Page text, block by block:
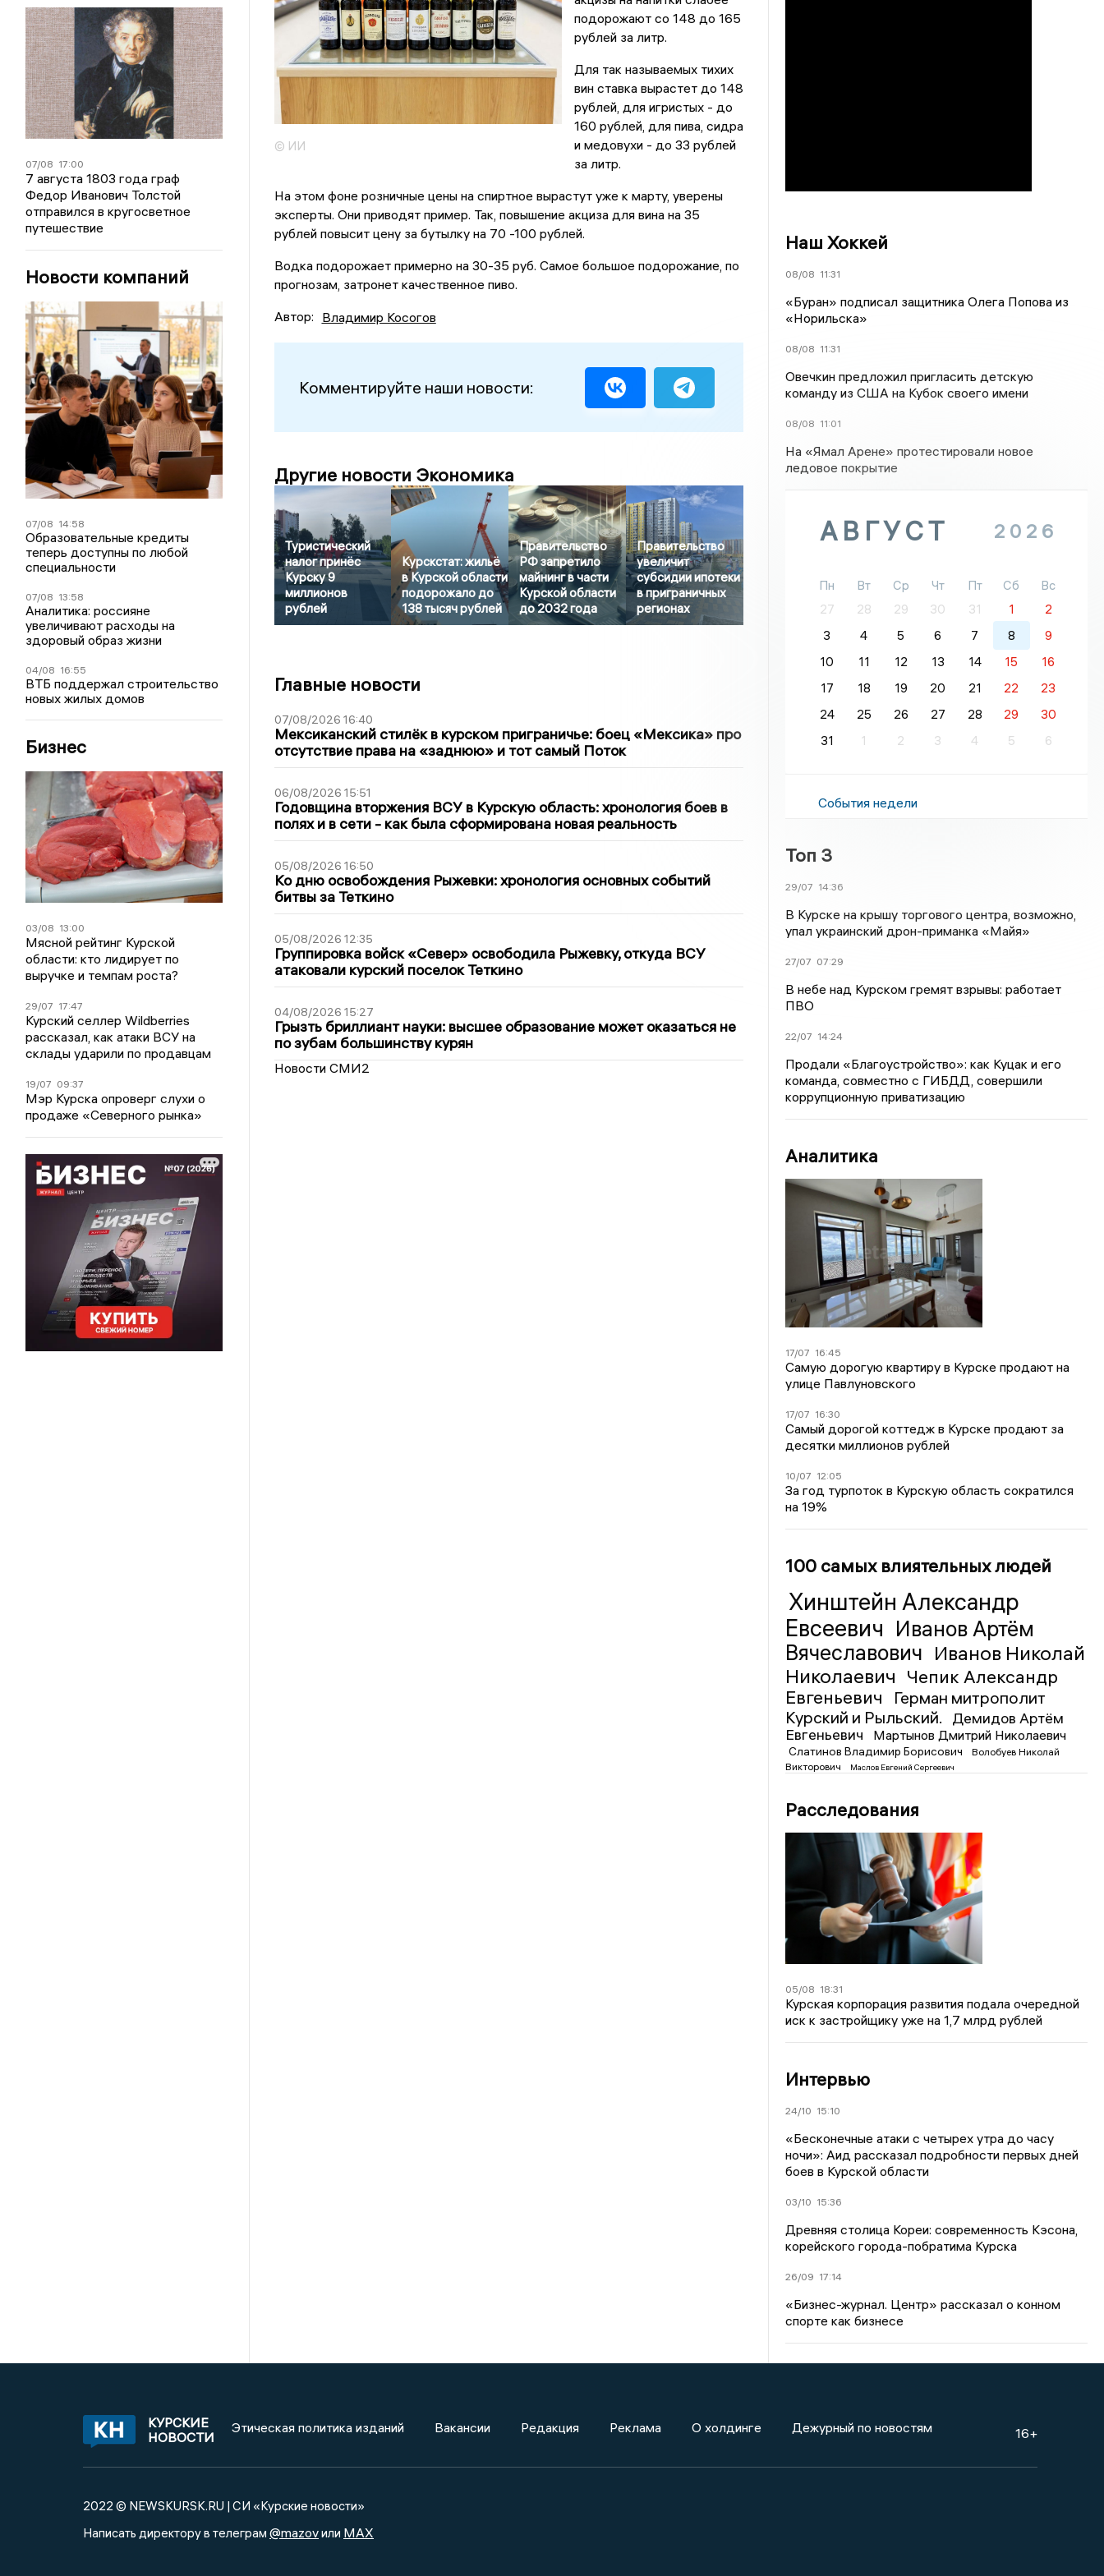
07/08 17:00
7 августа 1803 года граф
Федор Иванович Толстой
отправился в кругосветное
путешествие
Новости компаний
07/08 14:58
Образовательные кредиты
теперь доступны по любой
специальности
07/08 13:58
Аналитика: россияне
увеличивают расходы на
здоровый образ жизни
04/08 16:55
ВТБ поддержал строительство
новых жилых домов
Бизнес
03/08 13:00
Мясной рейтинг Курской
области: кто лидирует по
выручке и темпам роста?
29/07 17:47
Курский селлер Wildberries
рассказал, как атаки ВСУ на
склады ударили по продавцам
19/07 09:37
Мэр Курска опроверг слухи о
продаже «Северного рынка»
© ИИ
подорожают со 148 до 165
рублей за литр.
Для так называемых тихих
вин ставка вырастет до 148
рублей, для игристых - до
160 рублей, для пива, сидра
и медовухи - до 33 рублей
за литр.
На этом фоне розничные цены на спиртное вырастут уже к марту, уверены
эксперты. Они приводят пример. Так, повышение акциза для вина на 35
рублей повысит цену за бутылку на 70 -100 рублей.
Водка подорожает примерно на 30-35 руб. Самое большое подорожание, по
прогнозам, затронет качественное пиво.
Автор: Владимир Косогов
Комментируйте наши новости:
Другие новости Экономика
Туристический
налог принёс
Курску 9
миллионов
рублей
Курскстат: жильё
в Курской области
подорожало до
138 тысяч рублей
Правительство
РФ запретило
майнинг в части
Курской области
до 2032 года
Правительство
увеличит
субсидии ипотеки
в приграничных
регионах
Главные новости
07/08/2026 16:40
Мексиканский стилёк в курском приграничье: боец «Мексика» про
отсутствие права на «заднюю» и тот самый Поток
06/08/2026 15:51
Годовщина вторжения ВСУ в Курскую область: хронология боев в
полях и в сети - как была сформирована новая реальность
05/08/2026 16:50
Ко дню освобождения Рыжевки: хронология основных событий
битвы за Теткино
05/08/2026 12:35
Группировка войск «Север» освободила Рыжевку, откуда ВСУ
атаковали курский поселок Теткино
04/08/2026 15:27
Грызть бриллиант науки: высшее образование может оказаться не
по зубам большинству курян
Новости СМИ2
Наш Хоккей
08/08 11:31
«Буран» подписал защитника Олега Попова из
«Норильска»
08/08 11:31
Овечкин предложил пригласить детскую
команду из США на Кубок своего имени
08/08 11:01
На «Ямал Арене» протестировали новое
ледовое покрытие
АВГУСТ 2026
Пн Вт Ср Чт Пт Сб
Вс
27
28 29 30 31 1
2
3
4 5 6 7 8
9
10
11 12 13 14 15
16
17
18 19 20 21 22
23
24
25 26 27 28 29
30
31
1 2 3 4 5 6
События недели
Топ 3
29/07 14:36
В Курске на крышу торгового центра, возможно,
упал украинский дрон-приманка «Майя»
27/07 07:29
В небе над Курском гремят взрывы: работает
ПВО
22/07 14:24
Продали «Благоустройство»: как Куцак и его
команда, совместно с ГИБДД, совершили
коррупционную приватизацию
Аналитика
17/07 16:45
Самую дорогую квартиру в Курске продают на
улице Павлуновского
17/07 16:30
Самый дорогой коттедж в Курске продают за
десятки миллионов рублей
10/07 12:05
За год турпоток в Курскую область сократился
на 19%
100 самых влиятельных людей
Хинштейн Александр
Евсеевич Иванов Артём
Вячеславович Иванов Николай
Николаевич Чепик Александр
Евгеньевич
Герман митрополит
Курский и Рыльский.
Демидов Артём
Евгеньевич
Мартынов Дмитрий Николаевич
Слатинов Владимир Борисович
Волобуев Николай
Викторович
Маслов Евгений Сергеевич
Расследования
05/08 18:31
Курская корпорация развития подала очередной
иск к застройщику уже на 1,7 млрд рублей
Интервью
24/10 15:10
«Бесконечные атаки с четырех утра до часу
ночи»: Аид рассказал подробности первых дней
боев в Курской области
03/10 15:36
Древняя столица Кореи: современность Кэсона,
корейского города-побратима Курска
26/09 17:14
«Бизнес-журнал. Центр» рассказал о конном
спорте как бизнесе
КУРСКИЕ
НОВОСТИ
Этическая политика изданий Вакансии Редакция Реклама О холдинге Дежурный по новостям 16+
2022 © NEWSKURSK.RU | СИ «Курские новости»
Написать директору в телеграм @mazovили MAX